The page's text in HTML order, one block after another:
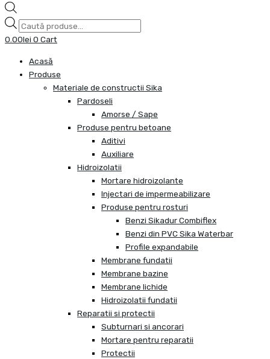
0.00lei 0 Cart
Acasă
Produse
Materiale de constructii Sika
Pardoseli
Amorse / Sape
Produse pentru betoane
Aditivi
Auxiliare
Hidroizolatii
Mortare hidroizolante
Injectari de impermeabilizare
Produse pentru rosturi
Benzi Sikadur Combiflex
Benzi din PVC Sika Waterbar
Profile expandabile
Membrane fundatii
Membrane bazine
Membrane lichide
Hidroizolatii fundatii
Reparatii si protectii
Subturnari si ancorari
Mortare pentru reparatii
Protectii